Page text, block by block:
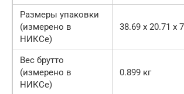
Размеры упаковки
(измерено в
НИКСе)
38.69 x 20.71 x
Вес брутто
(измерено в
НИКСе)
0.899 кг